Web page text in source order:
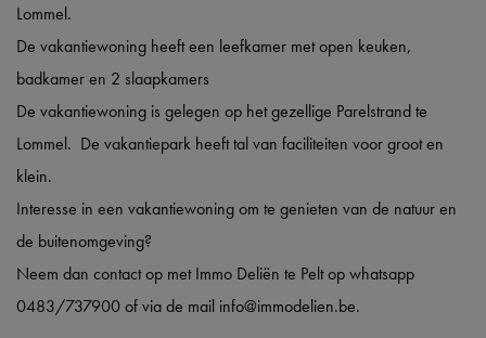
Lommel.
De vakantiewoning heeft een leefkamer met open keuken,
badkamer en 2 slaapkamers
De vakantiewoning is gelegen op het gezellige Parelstrand te
Lommel. De vakantiepark heeft tal van faciliteiten voor groot en
klein.
Interesse in een vakantiewoning om te genieten van de natuur en
de buitenomgeving?
Neem dan contact op met Immo Deliën te Pelt op whatsapp
0483/737900 of via de mail info@immodelien.be.